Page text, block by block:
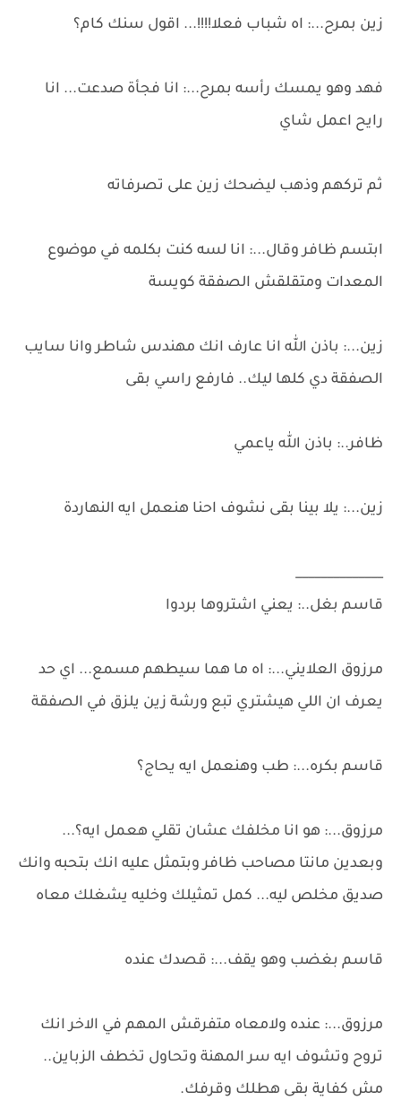
زين بمرح...: اه شباب فعلا!!!!... اقول سنك كام؟
فهد وهو يمسك رأسه بمرح...: انا فجأة صدعت... انا
رايح اعمل شاي
ثم تركهم وذهب ليضحك زين على تصرفاته
ابتسم ظافر وقال...: انا لسه كنت بكلمه في موضوع
المعدات ومتقلقش الصفقة كويسة
زين...: باذن الله انا عارف انك مهندس شاطر وانا سايب
الصفقة دي كلها ليك.. فارفع راسي بقى
ظافر..: باذن الله ياعمي
زين...: يلا بينا بقى نشوف احنا هنعمل ايه النهاردة
______________
قاسم بغل..: يعني اشتروها بردوا
مرزوق العلايني...: اه ما هما سيطهم مسمع... اي حد
يعرف ان اللي هيشتري تبع ورشة زين يلزق في الصفقة
قاسم بكره...: طب وهنعمل ايه يحاج؟
مرزوق...: هو انا مخلفك عشان تقلي هعمل ايه؟...
وبعدين مانتا مصاحب ظافر وبتمثل عليه انك بتحبه وانك
صديق مخلص ليه... كمل تمثيلك وخليه يشغلك معاه
قاسم بغضب وهو يقف...: قصدك عنده
مرزوق...: عنده ولامعاه متفرقش المهم في الاخر انك
تروح وتشوف ايه سر المهنة وتحاول تخطف الزباين..
مش كفاية بقى هطلك وقرفك.